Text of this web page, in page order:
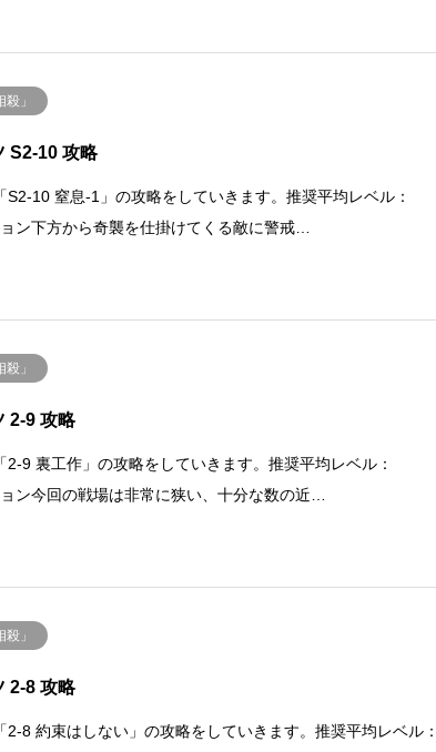
」
S2-10 攻略
S2-10 窒息-1」の攻略をしていきます。推奨平均レベル：
ン下方から奇襲を仕掛けてくる敵に警戒…
」
2-9 攻略
2-9 裏工作」の攻略をしていきます。推奨平均レベル：
ン今回の戦場は非常に狭い、十分な数の近…
」
2-8 攻略
2-8 約束はしない」の攻略をしていきます。推奨平均レベル：